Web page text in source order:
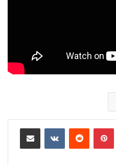
بينتيريست مشاركة عبر البريد